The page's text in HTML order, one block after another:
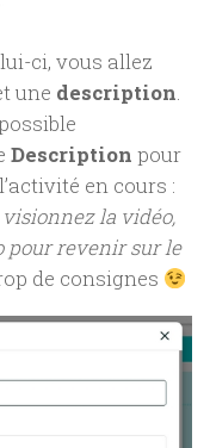
ci, vous allez
une description.
Description pour
en cours :
visionnez la vidéo,
pour revenir sur le
de consignes